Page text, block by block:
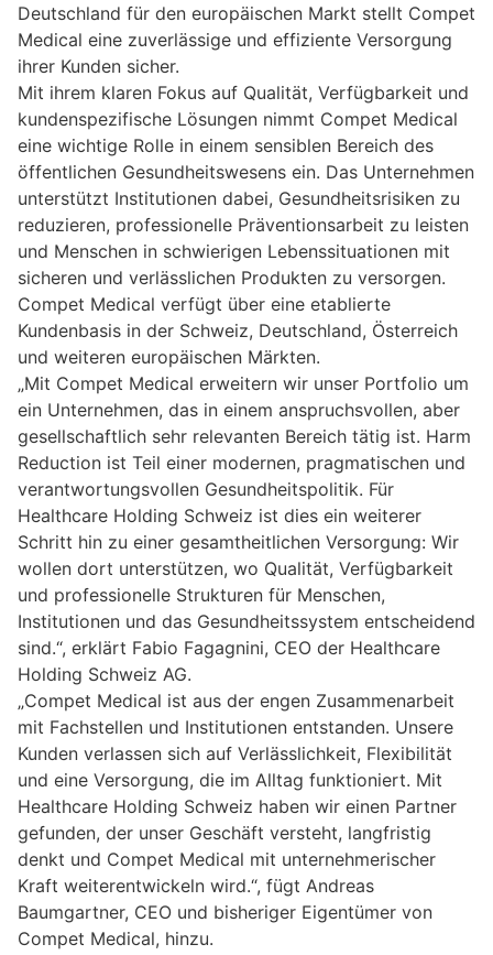
Deutschland für den europäischen Markt stellt Compet
Medical eine zuverlässige und effiziente Versorgung
ihrer Kunden sicher.
Mit ihrem klaren Fokus auf Qualität, Verfügbarkeit und
kundenspezifische Lösungen nimmt Compet Medical
eine wichtige Rolle in einem sensiblen Bereich des
öffentlichen Gesundheitswesens ein. Das Unternehmen
unterstützt Institutionen dabei, Gesundheitsrisiken zu
reduzieren, professionelle Präventionsarbeit zu leisten
und Menschen in schwierigen Lebenssituationen mit
sicheren und verlässlichen Produkten zu versorgen.
Compet Medical verfügt über eine etablierte
Kundenbasis in der Schweiz, Deutschland, Österreich
und weiteren europäischen Märkten.
„Mit Compet Medical erweitern wir unser Portfolio um
ein Unternehmen, das in einem anspruchsvollen, aber
gesellschaftlich sehr relevanten Bereich tätig ist. Harm
Reduction ist Teil einer modernen, pragmatischen und
verantwortungsvollen Gesundheitspolitik. Für
Healthcare Holding Schweiz ist dies ein weiterer
Schritt hin zu einer gesamtheitlichen Versorgung: Wir
wollen dort unterstützen, wo Qualität, Verfügbarkeit
und professionelle Strukturen für Menschen,
Institutionen und das Gesundheitssystem entscheidend
sind.“, erklärt Fabio Fagagnini, CEO der Healthcare
Holding Schweiz AG.
„Compet Medical ist aus der engen Zusammenarbeit
mit Fachstellen und Institutionen entstanden. Unsere
Kunden verlassen sich auf Verlässlichkeit, Flexibilität
und eine Versorgung, die im Alltag funktioniert. Mit
Healthcare Holding Schweiz haben wir einen Partner
gefunden, der unser Geschäft versteht, langfristig
denkt und Compet Medical mit unternehmerischer
Kraft weiterentwickeln wird.“, fügt Andreas
Baumgartner, CEO und bisheriger Eigentümer von
Compet Medical, hinzu.